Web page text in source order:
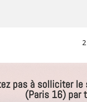
pas à solliciter
(Paris 16) par